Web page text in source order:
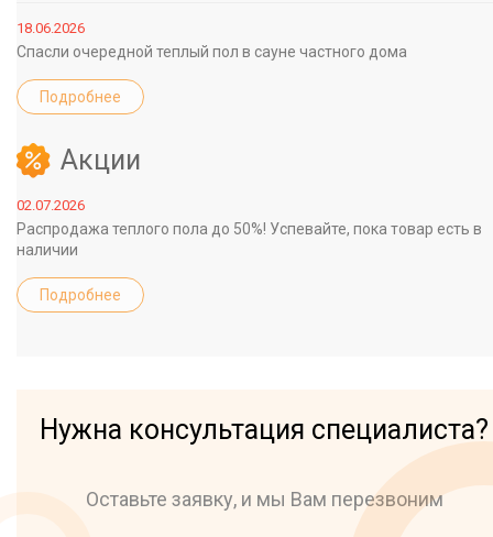
18.06.2026
Спасли очередной теплый пол в сауне частного дома
Подробнее
Акции
02.07.2026
Распродажа теплого пола до 50%! Успевайте, пока товар есть в
наличии
Подробнее
Нужна консультация специалиста?
Оставьте заявку, и мы Вам перезвоним